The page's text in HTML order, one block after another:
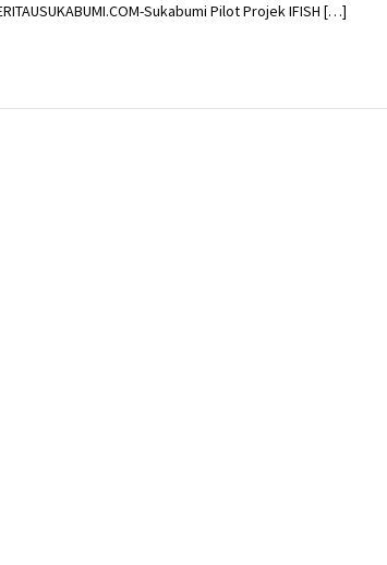
Sukabumi Pilot Projek IFISH […]